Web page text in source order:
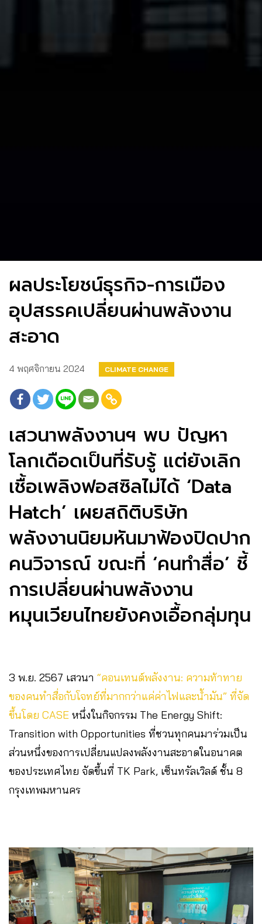
ผลประโยชน์ธุรกิจ-การเมือง
อุปสรรคเปลี่ยนผ่านพลังงาน
สะอาด
4 พฤศจิกายน 2024 CLIMATE CHANGE
เสวนาพลังงานฯ พบ ปัญหา
โลกเดือดเป็นที่รับรู้ แต่ยังเลิก
เชื้อเพลิงฟอสซิลไม่ได้ ‘Data
Hatch’ เผยสถิติบริษัท
พลังงานนิยมหันมาฟ้องปิดปาก
คนวิจารณ์ ขณะที่ ‘คนทำสื่อ’ ชี้
การเปลี่ยนผ่านพลังงาน
หมุนเวียนไทยยังคงเอื้อกลุ่มทุน
3 พ.ย. 2567 เสวนา “คอนเทนต์พลังงาน: ความท้าทาย
ของคนทำสื่อกับโจทย์ที่มากกว่าแค่ค่าไฟและน้ำมัน” ที่จัด
ขึ้นโดย CASE หนึ่งในกิจกรรม The Energy Shift:
Transition with Opportunities ที่ชวนทุกคนมาร่วมเป็น
ส่วนหนึ่งของการเปลี่ยนแปลงพลังงานสะอาดในอนาคต
ของประเทศไทย จัดขึ้นที่ TK Park, เซ็นทรัลเวิลด์ ชั้น 8
กรุงเทพมหานคร